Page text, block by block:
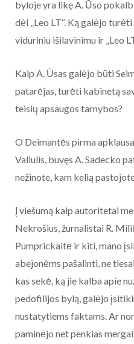
byloje yra likę A. Ūso
dėl „Leo LT“. Ką galėjo
viduriniu išilavinimu ir „Leo
Kaip A. Ūsas galėjo būti
patarėjas, turėti kabinetą
teisių apsaugos tarnybos?
O Deimantės pirma
Valiulis, buvęs A. Sadecko
nežinote, kam kelią
Į viešumą kaip autoritetai
Nekrošius, žurnalistai R.
Pumprickaitė ir kiti, mano
abejonėms pašalinti, ne
kas sekė, ką jie kalba apie
pedofilijos bylą, galėjo
nustatytiems faktams. Ar
paminėjo net penkias